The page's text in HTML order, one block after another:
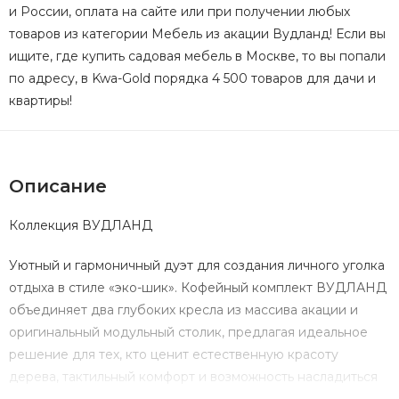
и России, оплата на сайте или при получении любых
товаров из категории Мебель из акации Вудланд! Если вы
ищите, где купить садовая мебель в Москве, то вы попали
по адресу, в Kwa-Gold порядка 4 500 товаров для дачи и
квартиры!
Описание
Коллекция ВУДЛАНД
Уютный и гармоничный дуэт для создания личного уголка
отдыха в стиле «эко-шик». Кофейный комплект ВУДЛАНД
объединяет два глубоких кресла из массива акации и
оригинальный модульный столик, предлагая идеальное
решение для тех, кто ценит естественную красоту
дерева, тактильный комфорт и возможность насладиться